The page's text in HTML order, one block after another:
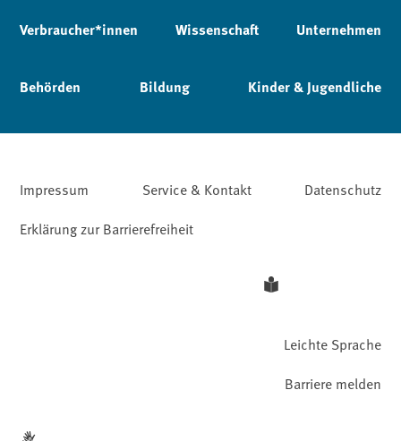
Verbraucher*innen Wissenschaft Unternehmen
Behörden Bildung Kinder & Jugendliche
Impressum Service & Kontakt
Datenschutz
Erklärung zur Barrierefreiheit
Leichte Sprache
Barriere melden